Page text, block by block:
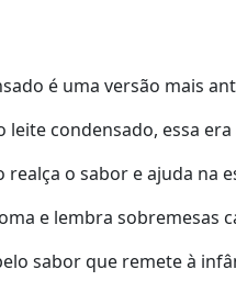
é uma versão mais
leite condensado, essa
realça o sabor e ajuda na
e lembra sobremesas
sabor que remete à